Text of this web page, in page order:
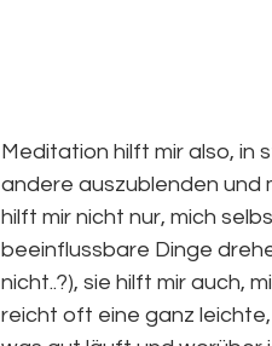
Meditation hilft mir also, in
andere auszublenden und
hilft mir nicht nur, mich
beeinflussbare Dinge
nicht..?), sie hilft mir auch,
reicht oft eine ganz